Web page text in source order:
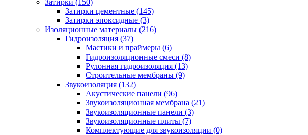
Затирки (150)
Затирки цементные (145)
Затирки эпоксидные (3)
Изоляционные материалы (216)
Гидроизоляция (37)
Мастики и праймеры (6)
Гидроизоляционные смеси (8)
Рулонная гидроизоляция (13)
Строительные мембраны (9)
Звукоизоляция (132)
Акустические панели (96)
Звукоизоляционная мембрана (21)
Звукоизоляционные панели (3)
Звукоизоляционные плиты (7)
Комплектующие для звукоизоляции (0)